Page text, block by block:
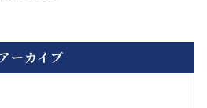
アーカイブ